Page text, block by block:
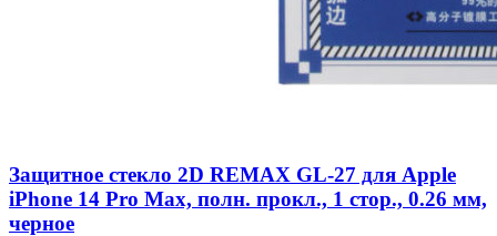
Защитное стекло 2D REMAX GL-27 для Apple
iPhone 14 Pro Max, полн. прокл., 1 стор., 0.26 мм,
черное